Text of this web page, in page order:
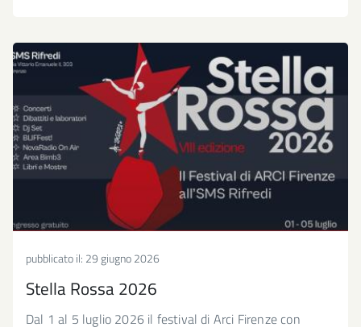
pubblicato il: 29 giugno 2026
Stella Rossa 2026
Dal 1 al 5 luglio 2026 il festival di Arci Firenze con